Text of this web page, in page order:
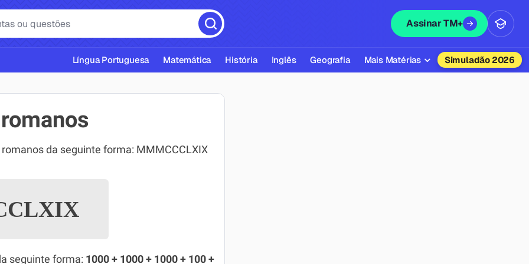
Assinar TM+
ABNT
Língua Portuguesa Matemática História Inglês Geografia Mais Matérias Simuladão 2026
da seguinte forma: MMMCCCLXIX
seguinte forma: 1000 + 1000 + 1000 + 100 +